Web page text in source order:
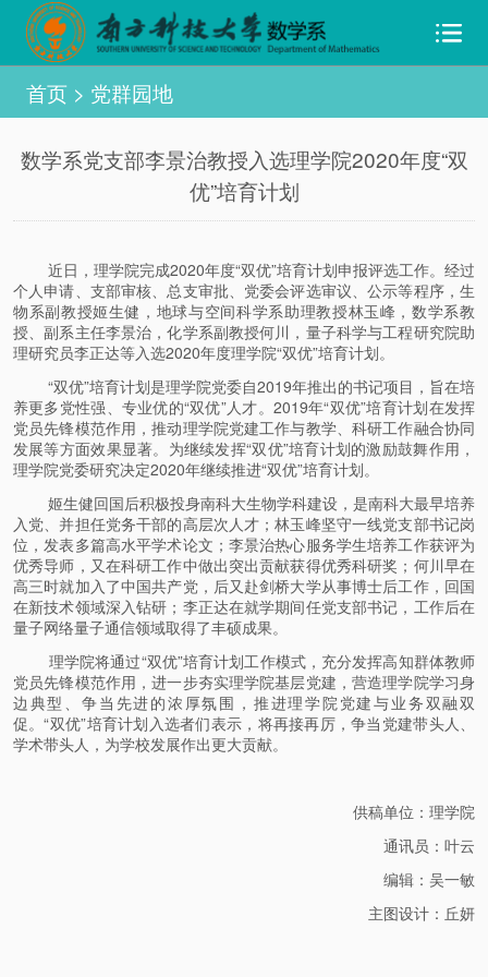
首页> 党群园地
数学系党支部李景治教授入选理学院2020年度“双
优”培育计划
近日，理学院完成2020年度“双优”培育计划申报评选工作。经过
个人申请、支部审核、总支审批、党委会评选审议、公示等程序，生
物系副教授姬生健，地球与空间科学系助理教授林玉峰，数学系教
授、副系主任李景治，化学系副教授何川，量子科学与工程研究院助
理研究员李正达等入选2020年度理学院“双优”培育计划。
“双优”培育计划是理学院党委自2019年推出的书记项目，旨在培
养更多党性强、专业优的“双优”人才。2019年“双优”培育计划在发挥
党员先锋模范作用，推动理学院党建工作与教学、科研工作融合协同
发展等方面效果显著。为继续发挥“双优”培育计划的激励鼓舞作用，
理学院党委研究决定2020年继续推进“双优”培育计划。
姬生健回国后积极投身南科大生物学科建设，是南科大最早培养
入党、并担任党务干部的高层次人才；林玉峰坚守一线党支部书记岗
位，发表多篇高水平学术论文；李景治热心服务学生培养工作获评为
优秀导师，又在科研工作中做出突出贡献获得优秀科研奖；何川早在
高三时就加入了中国共产党，后又赴剑桥大学从事博士后工作，回国
在新技术领域深入钻研；李正达在就学期间任党支部书记，工作后在
量子网络量子通信领域取得了丰硕成果。
理学院将通过“双优”培育计划工作模式，充分发挥高知群体教师
党员先锋模范作用，进一步夯实理学院基层党建，营造理学院学习身
边典型、争当先进的浓厚氛围，推进理学院党建与业务双融双
促。“双优”培育计划入选者们表示，将再接再厉，争当党建带头人、
学术带头人，为学校发展作出更大贡献。
供稿单位：理学院
通讯员：叶云
编辑：吴一敏
主图设计：丘妍